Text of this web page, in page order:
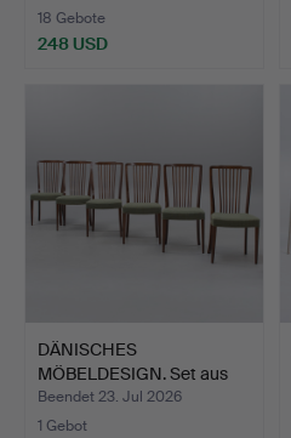
18 Gebote
248 USD
DÄNISCHES
MÖBELDESIGN. Set aus
sechs Stühl…
Beendet 23. Jul 2026
1 Gebot